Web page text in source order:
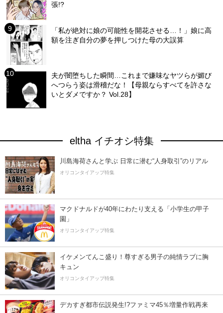
張!?
「私が絶対に娘の可能性を開花させる…！」娘に高
額を注ぎ自分の夢を押しつけた母の大誤算
夫が闇堕ちした瞬間…これまで嫌味なヤツらが媚び
へつらう姿は滑稽だな！【母親ならすべてを許さな
いとダメですか？ Vol.28】
eltha イチオシ特集
川島海荷さんと学ぶ 日常に潜む“人身取引”のリアル
オリコンタイアップ特集
マクドナルドが40年にわたり支える「小学生の甲子
園」
オリコンタイアップ特集
イケメンてんこ盛り！尊すぎる男子の純情ラブに胸
キュン
オリコンタイアップ特集
デカすぎ都市伝説発生!?ファミマ45％増量作戦再来